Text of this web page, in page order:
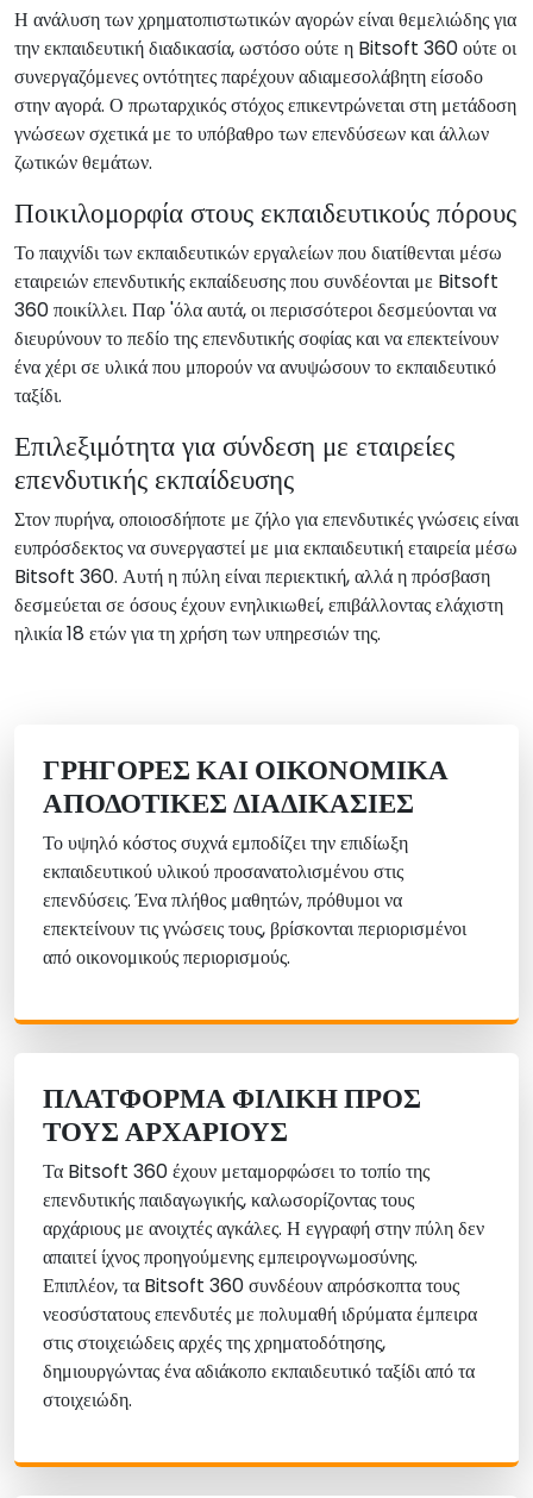
Η ανάλυση των χρηματοπιστωτικών αγορών είναι θεμελιώδης για
την εκπαιδευτική διαδικασία, ωστόσο ούτε η Bitsoft 360 ούτε οι
συνεργαζόμενες οντότητες παρέχουν αδιαμεσολάβητη είσοδο
στην αγορά. Ο πρωταρχικός στόχος επικεντρώνεται στη μετάδοση
γνώσεων σχετικά με το υπόβαθρο των επενδύσεων και άλλων
ζωτικών θεμάτων.
Ποικιλομορφία στους εκπαιδευτικούς πόρους
Το παιχνίδι των εκπαιδευτικών εργαλείων που διατίθενται μέσω
εταιρειών επενδυτικής εκπαίδευσης που συνδέονται με Bitsoft
360 ποικίλλει. Παρ 'όλα αυτά, οι περισσότεροι δεσμεύονται να
διευρύνουν το πεδίο της επενδυτικής σοφίας και να επεκτείνουν
ένα χέρι σε υλικά που μπορούν να ανυψώσουν το εκπαιδευτικό
ταξίδι.
Επιλεξιμότητα για σύνδεση με εταιρείες
επενδυτικής εκπαίδευσης
Στον πυρήνα, οποιοσδήποτε με ζήλο για επενδυτικές γνώσεις είναι
ευπρόσδεκτος να συνεργαστεί με μια εκπαιδευτική εταιρεία μέσω
Bitsoft 360. Αυτή η πύλη είναι περιεκτική, αλλά η πρόσβαση
δεσμεύεται σε όσους έχουν ενηλικιωθεί, επιβάλλοντας ελάχιστη
ηλικία 18 ετών για τη χρήση των υπηρεσιών της.
ΓΡΉΓΟΡΕΣ ΚΑΙ ΟΙΚΟΝΟΜΙΚΆ
ΑΠΟΔΟΤΙΚΈΣ ΔΙΑΔΙΚΑΣΊΕΣ
Το υψηλό κόστος συχνά εμποδίζει την επιδίωξη
εκπαιδευτικού υλικού προσανατολισμένου στις
επενδύσεις. Ένα πλήθος μαθητών, πρόθυμοι να
επεκτείνουν τις γνώσεις τους, βρίσκονται περιορισμένοι
από οικονομικούς περιορισμούς.
ΠΛΑΤΦΌΡΜΑ ΦΙΛΙΚΉ ΠΡΟΣ
ΤΟΥΣ ΑΡΧΆΡΙΟΥΣ
Τα Bitsoft 360 έχουν μεταμορφώσει το τοπίο της
επενδυτικής παιδαγωγικής, καλωσορίζοντας τους
αρχάριους με ανοιχτές αγκάλες. Η εγγραφή στην πύλη δεν
απαιτεί ίχνος προηγούμενης εμπειρογνωμοσύνης.
Επιπλέον, τα Bitsoft 360 συνδέουν απρόσκοπτα τους
νεοσύστατους επενδυτές με πολυμαθή ιδρύματα έμπειρα
στις στοιχειώδεις αρχές της χρηματοδότησης,
δημιουργώντας ένα αδιάκοπο εκπαιδευτικό ταξίδι από τα
στοιχειώδη.